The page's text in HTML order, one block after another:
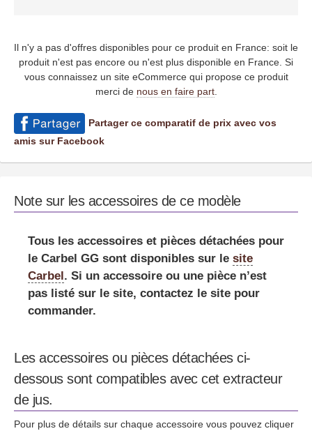
Il n'y a pas d'offres disponibles pour ce produit en France: soit le
produit n'est pas encore ou n'est plus disponible en France. Si
vous connaissez un site eCommerce qui propose ce produit
merci de nous en faire part.
Partager ce comparatif de prix avec vos
amis sur Facebook
Note sur les accessoires de ce modèle
Tous les accessoires et pièces détachées pour
le Carbel GG sont disponibles sur le site
Carbel. Si un accessoire ou une pièce n’est
pas listé sur le site, contactez le site pour
commander.
Les accessoires ou pièces détachées ci-
dessous sont compatibles avec cet extracteur
de jus.
Pour plus de détails sur chaque accessoire vous pouvez cliquer